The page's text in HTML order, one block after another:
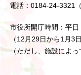
電話：0184-24-3321（
市役所開庁時間：平
（12月29日から1月3
（ただし、施設によっ